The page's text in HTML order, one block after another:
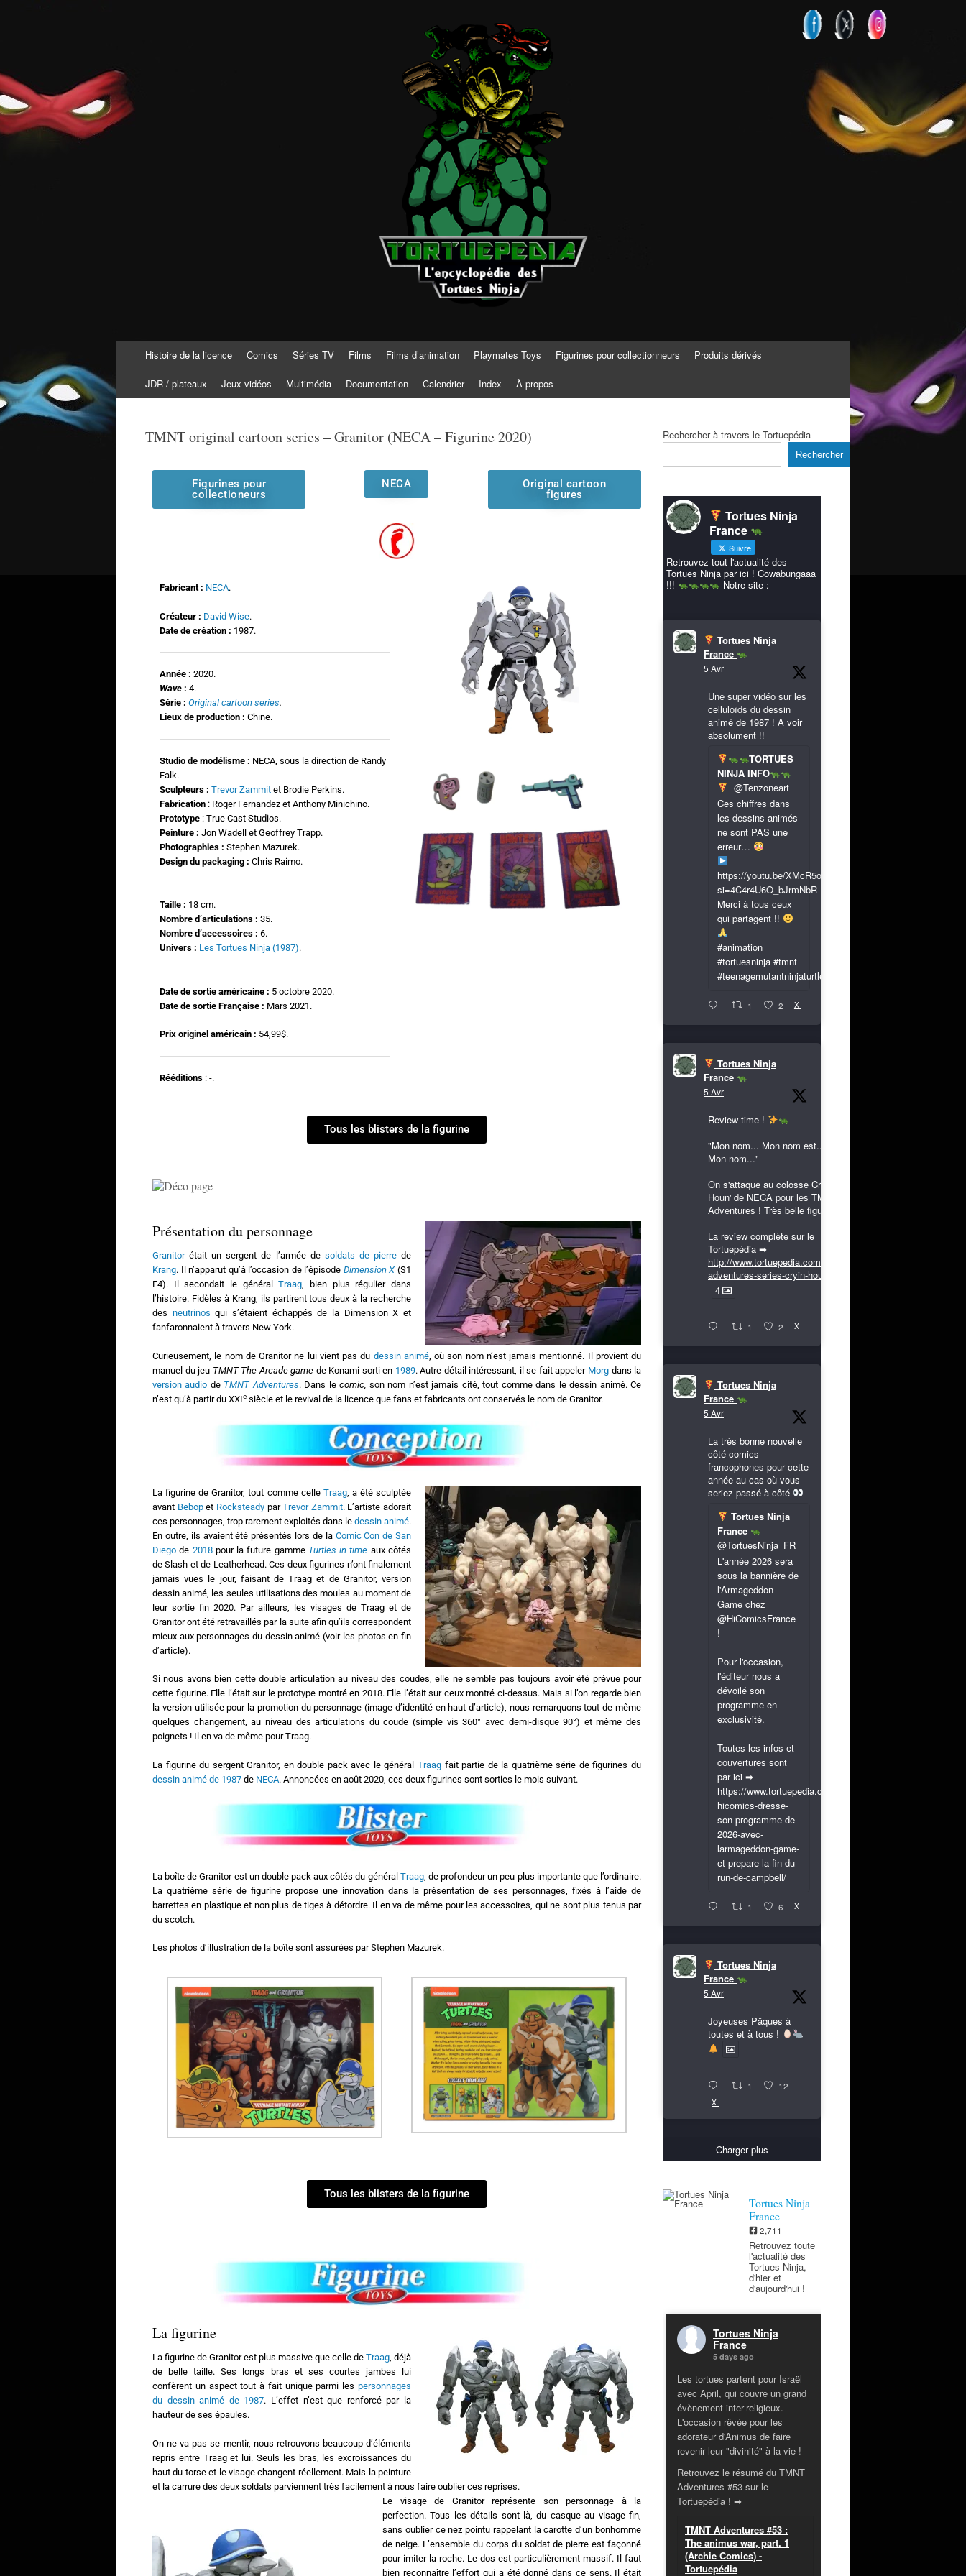
Tortuepédia
L'encyclopédie des Tortues Ninja !
Histoire de la licence Comics Séries TV Films Films d’animation Playmates Toys Figurines pour collectionneurs Produits dérivés
JDR / plateaux Jeux-vidéos Multimédia Documentation Calendrier Index À propos
TMNT original cartoon series – Granitor (NECA – Figurine 2020)
Figurines pour
collectioneurs
NECA
Original cartoon
figures
Fabricant : NECA.
Créateur : David Wise.
Date de création : 1987.
Année : 2020.
Wave : 4.
Série : Original cartoon series.
Lieux de production : Chine.
Studio de modélisme : NECA, sous la direction de Randy
Falk.
Sculpteurs : Trevor Zammit et Brodie Perkins.
Fabrication : Roger Fernandez et Anthony Minichino.
Prototype : True Cast Studios.
Peinture : Jon Wadell et Geoffrey Trapp.
Photographies : Stephen Mazurek.
Design du packaging : Chris Raimo.
Taille : 18 cm.
Nombre d’articulations : 35.
Nombre d’accessoires : 6.
Univers : Les Tortues Ninja (1987).
Date de sortie américaine : 5 octobre 2020.
Date de sortie Française : Mars 2021.
Prix originel américain : 54,99$.
Rééditions : -.
Tous les blisters de la figurine
Présentation du personnage
Granitorétait un sergent de l’armée de soldats de pierrede
Krang. Il n’apparut qu’à l’occasion de l’épisode Dimension X (S1
E4). Il secondait le généralTraag, bien plus régulier dans
l’histoire. Fidèles à Krang, ils partirent tous deux à la recherche
des neutrinos qui s’étaient échappés de la Dimension X et
fanfaronnaient à travers New York.
Curieusement, le nom de Granitor ne lui vient pas du dessin animé, où son nom n’est jamais mentionné. Il provient du
manuel du jeu TMNT The Arcade game de Konami sorti en 1989. Autre détail intéressant, il se fait appeler Morg dans la
version audio de TMNT Adventures. Dans lecomic, son nom n’est jamais cité, tout comme dans le dessin animé. Ce
n’est qu’à partir du XXIe siècle et le revival de la licence que fans et fabricants ont conservés le nom de Granitor.
La figurine de Granitor, tout comme celle Traag, a été sculptée
avant Bebopet RocksteadyparTrevor Zammit. L’artiste adorait
ces personnages, trop rarement exploités dans le dessin animé.
En outre, ils avaient été présentés lors de la Comic Con de San
Diego de 2018pour la future gamme Turtles in time aux côtés
de Slash et de Leatherhead. Ces deux figurines n’ont finalement
jamais vues le jour, faisant de Traag et de Granitor, version
dessin animé, les seules utilisations des moules au moment de
leur sortie fin 2020. Par ailleurs, les visages de Traag et de
Granitor ont été retravaillés par la suite afin qu’ils correspondent
mieux aux personnages du dessin animé (voir les photos en fin
d’article).
Si nous avons bien cette double articulation au niveau des coudes, elle ne semble pas toujours avoir été prévue pour
cette figurine. Elle l’était sur le prototype montré en 2018. Elle l’était sur ceux montré ci-dessus. Mais si l’on regarde bien
la version utilisée pour la promotion du personnage (image d’identité en haut d’article), nous remarquons tout de même
quelques changement, au niveau des articulations du coude (simple vis 360° avec demi-disque 90°) et même des
poignets ! Il en va de même pour Traag.
La figurine du sergent Granitor, en double pack avec le généralTraag fait partie de la quatrième série de figurines du
dessin animé de 1987 de NECA. Annoncées en août 2020, ces deux figurines sont sorties le mois suivant.
La boîte de Granitor est un double pack aux côtés du général Traag, de profondeur un peu plus importante que l’ordinaire.
La quatrième série de figurine propose une innovation dans la présentation de ses personnages, fixés à l’aide de
barrettes en plastique et non plus de tiges à détordre. Il en va de même pour les accessoires, qui ne sont plus tenus par
du scotch.
Les photos d’illustration de la boîte sont assurées par Stephen Mazurek.
Tous les blisters de la figurine
La figurine
La figurine de Granitor est plus massive que celle de Traag, déjà
de belle taille. Ses longs bras et ses courtes jambes lui
confèrent un aspect tout à fait unique parmi les personnages
du dessin animé de 1987. L’effet n’est que renforcé par la
hauteur de ses épaules.
On ne va pas se mentir, nous retrouvons beaucoup d’éléments
repris entre Traag et lui. Seuls les bras, les excroissances du
haut du torse et le visage changent réellement. Mais la peinture
et la carrure des deux soldats parviennent très facilement à nous faire oublier ces reprises.
Le visage de Granitor représente son personnage à la
perfection. Tous les détails sont là, du casque au visage fin,
sans oublier ce nez pointu rappelant la carotte d’un bonhomme
de neige. L’ensemble du corps du soldat de pierre est façonné
pour imiter la roche. Le dos est particulièrement massif. Il faut
bien reconnaître l’effort qui a été donné dans ce sens. Il était
Rechercher à travers le Tortuepédia
Rechercher
Tortues Ninja
France
Suivre
Retrouvez tout l'actualité des
Tortues Ninja par ici ! Cowabungaaa
!!!
Notre site :
Tortues Ninja
France
5 Avr
Une super vidéo sur les
celluloïds du dessin
animé de 1987 ! A voir
absolument !!
TORTUES
NINJA INFO
@Tenzoneart
Ces chiffres dans
les dessins animés
ne sont PAS une
erreur…
https://youtu.be/XMcR5or9N8A?
si=4C4r4U6O_bJrmNbR
Merci à tous ceux
qui partagent !!
#animation
#tortuesninja #tmnt
#teenagemutantninjaturtles
1 2 X
Tortues Ninja
France
5 Avr
Review time !
"Mon nom... Mon nom est...
Mon nom..."
On s'attaque au colosse Cryin'
Houn' de NECA pour les TMNT
Adventures ! Très belle figurine !
La review complète sur le
Tortuepédia ➡
http://www.tortuepedia.com/tmnt-
adventures-series-cryin-houn...
4
1 2 X
Tortues Ninja
France
5 Avr
La très bonne nouvelle
côté comics
francophones pour cette
année au cas où vous
seriez passé à côté
Tortues Ninja
France
@TortuesNinja_FR
L'année 2026 sera
sous la bannière de
l'Armageddon
Game chez
@HiComicsFrance
!
Pour l'occasion,
l'éditeur nous a
dévoilé son
programme en
exclusivité.
Toutes les infos et
couvertures sont
par ici ➡
https://www.tortuepedia.com/2026/03/31/exclusif-
hicomics-dresse-
son-programme-de-
2026-avec-
larmageddon-game-
et-prepare-la-fin-du-
run-de-campbell/
1 6 X
Tortues Ninja
France
5 Avr
Joyeuses Pâques à
toutes et à tous !
1 12
X
Charger plus
Tortues Ninja
France
2,711
Retrouvez toute
l'actualité des
Tortues Ninja,
d'hier et
d'aujourd'hui !
Tortues Ninja
France
5 days ago
Les tortues partent pour Israël
avec April, qui couvre un grand
évènement inter-religieux.
L'occasion rêvée pour les
adorateur d'Animus de faire
revenir leur "divinité" à la vie !
Retrouvez le résumé du TMNT
Adventures #53 sur le
Tortuepédia ! ➡
TMNT Adventures #53 :
The animus war, part. 1
(Archie Comics) -
Tortuepédia